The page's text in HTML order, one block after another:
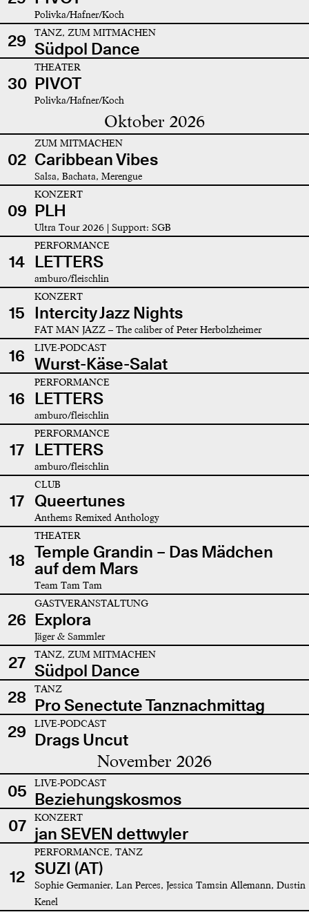
Polivka/Hafner/Koch
29 TANZ, ZUM MITMACHEN
Südpol Dance
30
THEATER
PIVOT
Polivka/Hafner/Koch
Oktober 2026
02
ZUM MITMACHEN
Caribbean Vibes
Salsa, Bachata, Merengue
09
KONZERT
PLH
Ultra Tour 2026 | Support: SGB
14
PERFORMANCE
LETTERS
amburo/fleischlin
15
KONZERT
Intercity Jazz Nights
FAT MAN JAZZ – The caliber of Peter Herbolzheimer
16 LIVE-PODCAST
Wurst-Käse-Salat
16
PERFORMANCE
LETTERS
amburo/fleischlin
17
PERFORMANCE
LETTERS
amburo/fleischlin
17
CLUB
Queertunes
Anthems Remixed Anthology
18
THEATER
Temple Grandin – Das Mädchen
auf dem Mars
Team Tam Tam
26
GASTVERANSTALTUNG
Explora
Jäger & Sammler
27 TANZ, ZUM MITMACHEN
Südpol Dance
28
TANZ
Pro Senectute Tanznachmittag
29
LIVE-PODCAST
Drags Uncut
November 2026
05 LIVE-PODCAST
Beziehungskosmos
07
KONZERT
jan SEVEN dettwyler
12
PERFORMANCE, TANZ
SUZI (AT)
Sophie Germanier, Lan Perces, Jessica Tamsin Allemann, Dustin
Kenel